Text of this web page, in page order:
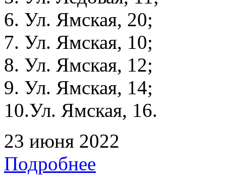
6. Ул. Ямская, 20;
7. Ул. Ямская, 10;
8. Ул. Ямская, 12;
9. Ул. Ямская, 14;
10.Ул. Ямская, 16.
23 июня 2022
Подробнее